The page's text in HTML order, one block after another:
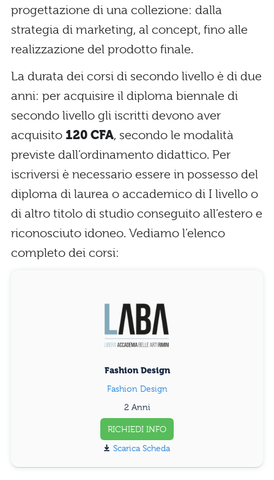
progettazione di una collezione: dalla
strategia di marketing, al concept, fino alle
realizzazione del prodotto finale.
La durata dei corsi di secondo livello è di due
anni: per acquisire il diploma biennale di
secondo livello gli iscritti devono aver
acquisito 120 CFA, secondo le modalità
previste dall’ordinamento didattico. Per
iscriversi è necessario essere in possesso del
diploma di laurea o accademico di I livello o
di altro titolo di studio conseguito all’estero e
riconosciuto idoneo. Vediamo l’elenco
completo dei corsi:
Fashion Design
Fashion Design
2 Anni
RICHIEDI INFO
Scarica Scheda